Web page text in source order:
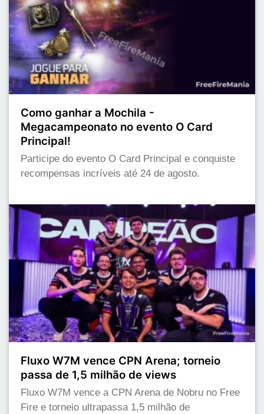
Como ganhar a Mochila -
Megacampeonato no evento O Card
Principal!
Participe do evento O Card Principal e conquiste
recompensas incríveis até 24 de agosto.
Fluxo W7M vence CPN Arena; torneio
passa de 1,5 milhão de views
Fluxo W7M vence a CPN Arena de Nobru no Free
Fire e torneio ultrapassa 1,5 milhão de